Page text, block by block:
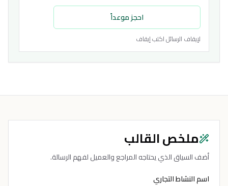
احجز موعداً
لإيقاف الرسائل اكتب إيقاف
ملخص القالب
أضف السياق الذي يحتاجه المراجع والعميل لفهم الرسالة.
اسم النشاط التجاري